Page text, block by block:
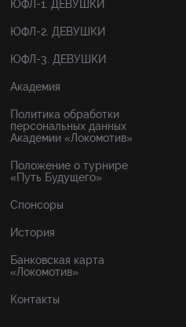
ЮФЛ-1. ДЕВУШКИ
ЮФЛ-2. ДЕВУШКИ
ЮФЛ-3. ДЕВУШКИ
Академия
Политика обработки
персональных данных
Академии «Локомотив»
Положение о турнире
«Путь Будущего»
Спонсоры
История
Банковская карта
«Локомотив»
Контакты